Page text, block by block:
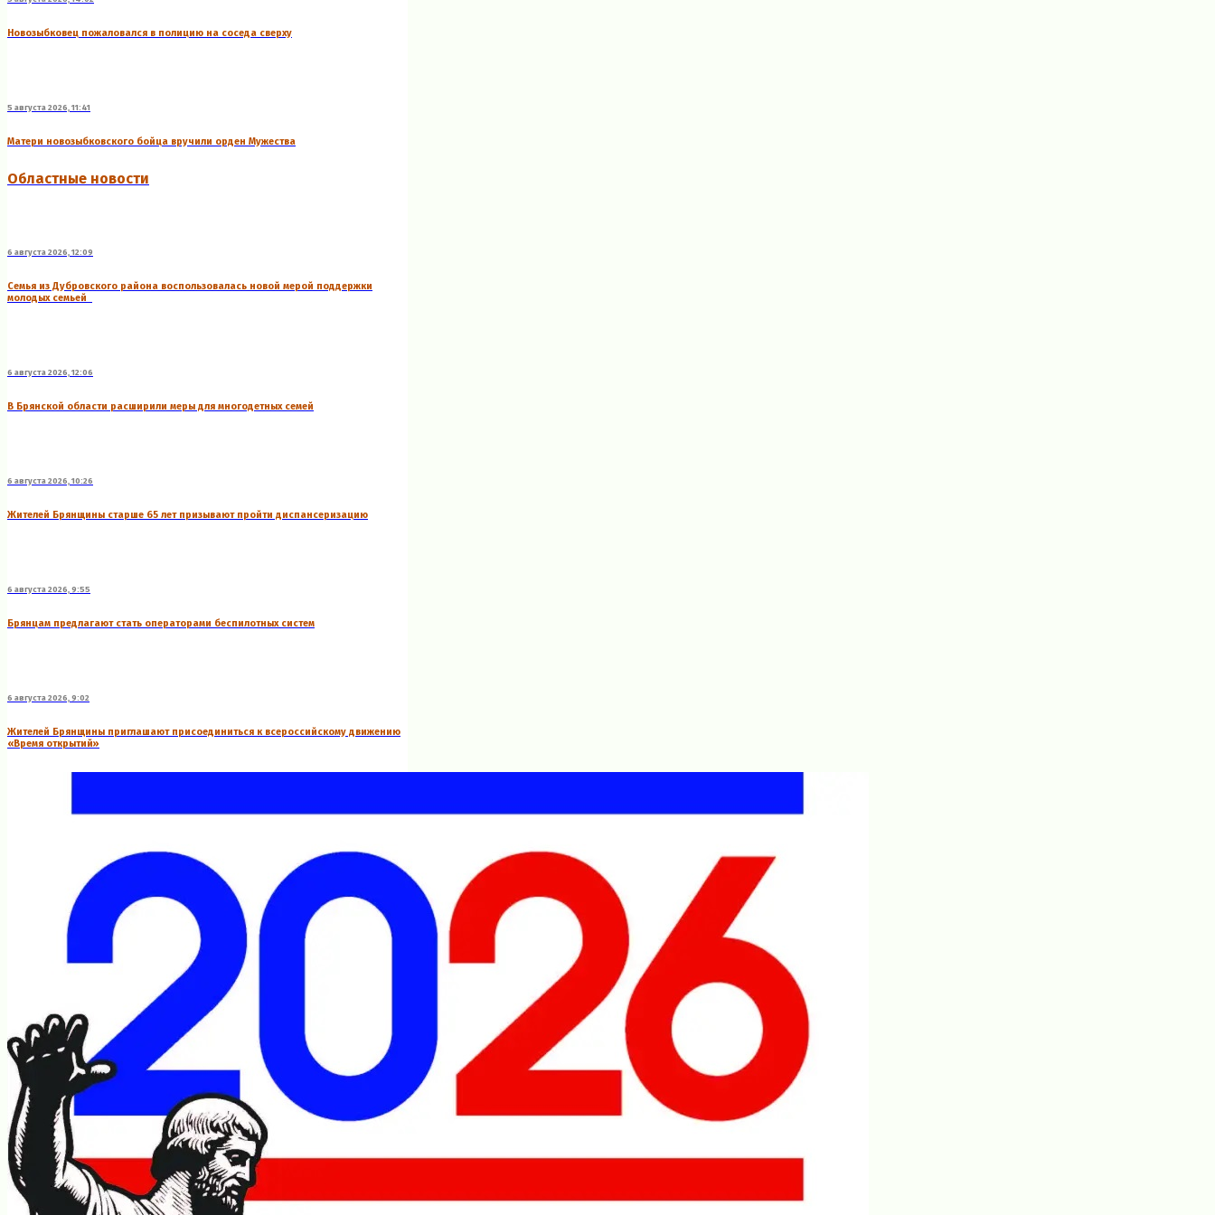
Новозыбковец пожаловался в полицию на соседа сверху
5 августа 2026, 11:41
Матери новозыбковского бойца вручили орден Мужества
Областные новости
6 августа 2026, 12:09
Семья из Дубровского района воспользовалась новой мерой поддержки
молодых семьей
6 августа 2026, 12:06
В Брянской области расширили меры для многодетных семей
6 августа 2026, 10:26
Жителей Брянщины старше 65 лет призывают пройти диспансеризацию
6 августа 2026, 9:55
Брянцам предлагают стать оперaторами бeспилотных систeм
6 августа 2026, 9:02
Жителей Брянщины приглашают присоединиться к всероссийскому движению
«Время открытий»